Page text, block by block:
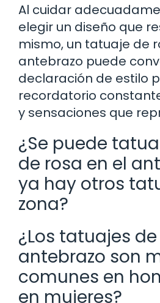
Al cuidar
elegir un diseño que
mismo, un tatuaje de
antebrazo puede
declaración de estilo
recordatorio
y sensaciones que
¿Se puede
de rosa en el
ya hay otros
zona?
¿Los tatuajes
antebrazo son
comunes en
en mujeres?